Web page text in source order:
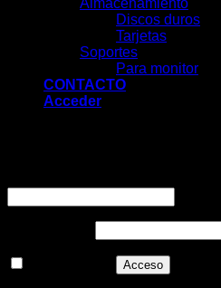
Almacenamiento
Discos duros
Tarjetas
Soportes
Para monitor
CONTACTO
Acceder
Acceso